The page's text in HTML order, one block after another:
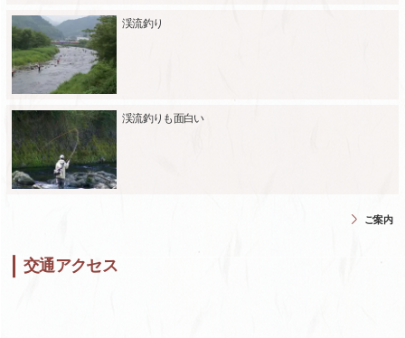
渓流釣り
渓流釣りも面白い
ご案内
交通アクセス